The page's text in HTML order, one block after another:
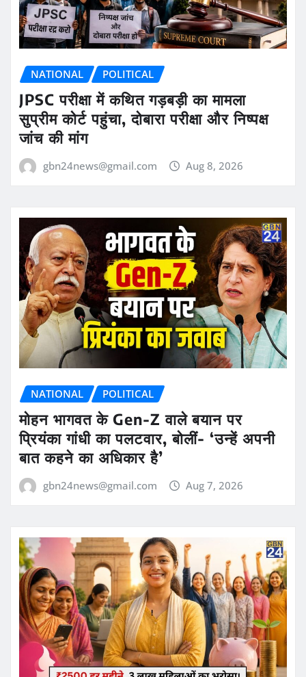
NATIONAL POLITICAL
JPSC परीक्षा में कथित गड़बड़ी का मामला
सुप्रीम कोर्ट पहुंचा, दोबारा परीक्षा और निष्पक्ष
जांच की मांग
gbn24news@gmail.com Aug 8, 2026
NATIONAL POLITICAL
मोहन भागवत के Gen-Z वाले बयान पर
प्रियंका गांधी का पलटवार, बोलीं- ‘उन्हें अपनी
बात कहने का अधिकार है’
gbn24news@gmail.com Aug 7, 2026